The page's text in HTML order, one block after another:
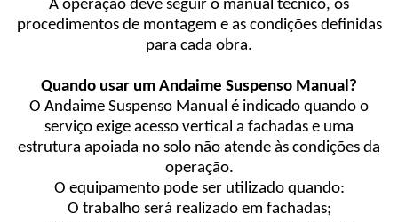
A operação deve seguir o manual técnico, os
procedimentos de montagem e as condições definidas
para cada obra.
Quando usar um Andaime Suspenso Manual?
O Andaime Suspenso Manual é indicado quando o
serviço exige acesso vertical a fachadas e uma
estrutura apoiada no solo não atende às condições da
operação.
O equipamento pode ser utilizado quando:
O trabalho será realizado em fachadas;